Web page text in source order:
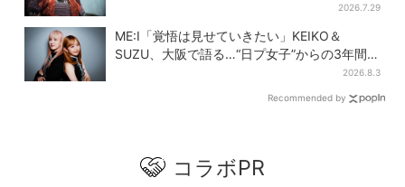
2026.7.29
ME:I「覚悟は見せていきたい」KEIKO＆
SUZU、大阪で語る…“日プ女子”からの3年間
2026.8.3
Recommended by
コラボPR